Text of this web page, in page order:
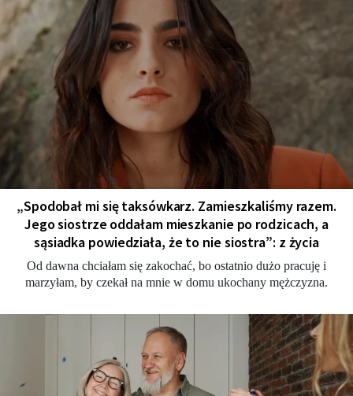
„Spodobał mi się taksówkarz. Zamieszkaliśmy razem.
Jego siostrze oddałam mieszkanie po rodzicach, a
sąsiadka powiedziała, że to nie siostra”: z życia
Od dawna chciałam się zakochać, bo ostatnio dużo pracuję i
marzyłam, by czekał na mnie w domu ukochany mężczyzna.